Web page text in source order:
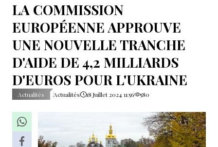
LA COMMISSION
EUROPÉENNE APPROUVE
UNE NOUVELLE TRANCHE
D'AIDE DE 4,2 MILLIARDS
D'EUROS POUR L'UKRAINE
Actualités Actualités 18 Juillet 2024 11:56 580